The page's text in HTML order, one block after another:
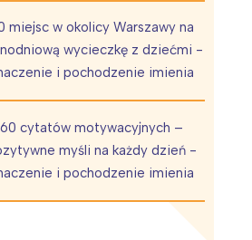
miejsc w okolicy Warszawy na
wycieczkę z dziećmi -
i pochodzenie imienia
60 cytatów motywacyjnych –
myśli na każdy dzień -
i pochodzenie imienia